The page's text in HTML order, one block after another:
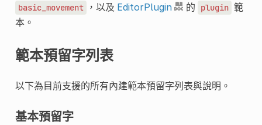
basic_movement ，以及 EditorPlugin 的 plugin 範
本。
範本預留字列表
以下為目前支援的所有內建範本預留字列表與說明。
基本預留字